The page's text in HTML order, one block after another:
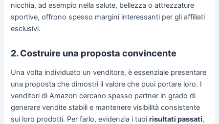
nicchia, ad esempio nella salute, bellezza o attrezzature
sportive, offrono spesso margini interessanti per gli affiliati
esclusivi.
2. Costruire una proposta convincente
Una volta individuato un venditore, è essenziale presentare
una proposta che dimostri il valore che puoi portare loro. I
venditori di Amazon cercano spesso partner in grado di
generare vendite stabili e mantenere visibilità consistente
sui loro prodotti. Per farlo, evidenzia i tuoirisultati passati,